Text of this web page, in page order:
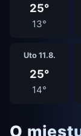
25°
13°
Uto 11.8.
25°
14°
O